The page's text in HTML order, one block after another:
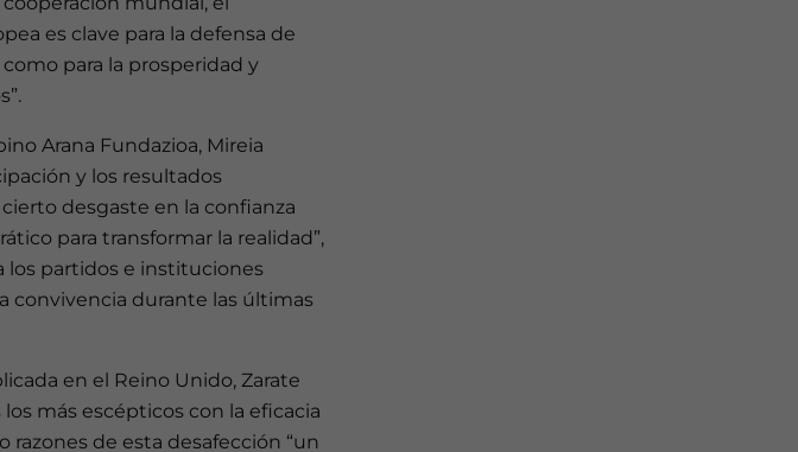
es clave para la defensa de
para la prosperidad y
Arana Fundazioa, Mireia
y los resultados
desgaste en la confianza
para transformar la realidad”,
los partidos e instituciones
convivencia durante las últimas
en el Reino Unido, Zarate
más escépticos con la eficacia
razones de esta desafección “un